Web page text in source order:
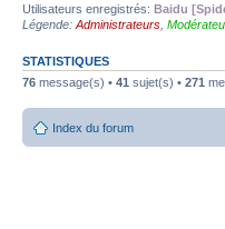
Utilisateurs enregistrés: Baidu
Légende: Administrateurs
STATISTIQUES
76 message(s) • 41 sujet(s) • 271
Index du forum